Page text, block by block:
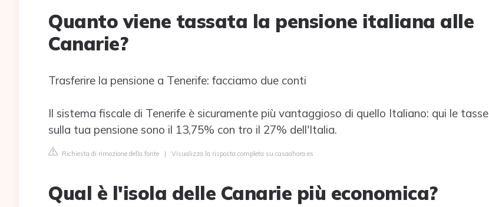
Quanto viene tassata la pensione italiana alle
Canarie?
Trasferire la pensione a Tenerife: facciamo due conti
Il sistema fiscale di Tenerife è sicuramente più vantaggioso di quello Italiano: qui le tasse
sulla tua pensione sono il 13,75% con tro il 27% dell'Italia.
Richiesta di rimozione della fonte | Visualizza la risposta completa su casaahora.es
Qual è l'isola delle Canarie più economica?